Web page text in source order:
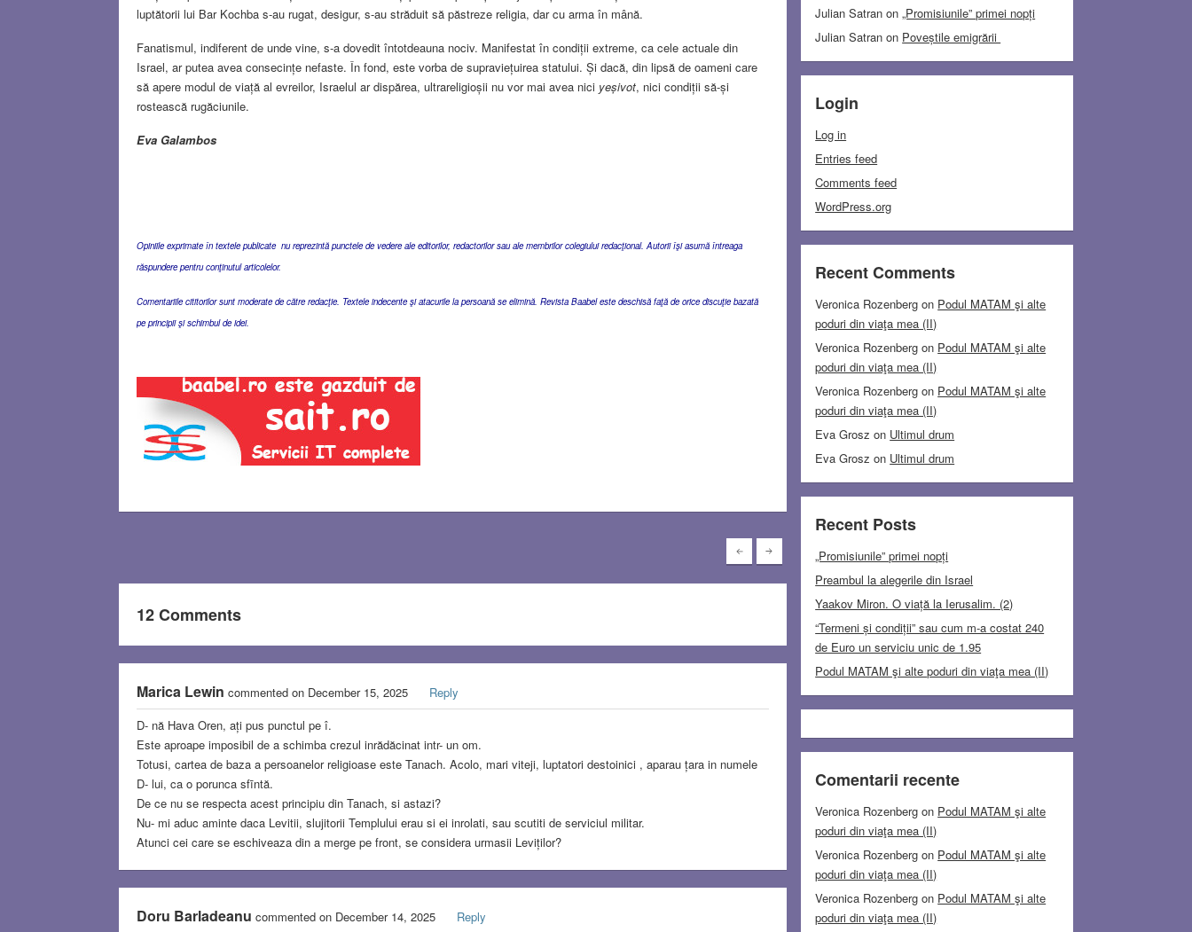
luptătorii lui Bar Kochba s-au rugat, desigur, s-au străduit să păstreze religia, dar cu arma în mână.
Fanatismul, indiferent de unde vine, s-a dovedit întotdeauna nociv. Manifestat în condiții extreme, ca cele actuale din
Israel, ar putea avea consecințe nefaste. În fond, este vorba de supraviețuirea statului. Și dacă, din lipsă de oameni care
să apere modul de viață al evreilor, Israelul ar dispărea, ultrareligioșii nu vor mai avea nici yeșivot, nici condiții să-și
rostească rugăciunile.
Eva Galambos
Opiniile exprimate în textele publicate nu reprezintă punctele de vedere ale editorilor, redactorilor sau ale membrilor colegiului redacţional. Autorii îşi asumă întreaga
răspundere pentru conţinutul articolelor.
Comentariile cititorilor sunt moderate de către redacţie. Textele indecente şi atacurile la persoană se elimină. Revista Baabel este deschisă faţă de orice discuţie bazată
pe principii şi schimbul de idei.
12 Comments
Marica Lewin commented on December 15, 2025
Reply
D- nă Hava Oren, ați pus punctul pe î.
Este aproape imposibil de a schimba crezul inrădăcinat intr- un om.
Totusi, cartea de baza a persoanelor religioase este Tanach. Acolo, mari viteji, luptatori destoinici , aparau țara in numele
D- lui, ca o porunca sfīntă.
De ce nu se respecta acest principiu din Tanach, si astazi?
Nu- mi aduc aminte daca Levitii, slujitorii Templului erau si ei inrolati, sau scutiti de serviciul militar.
Atunci cei care se eschiveaza din a merge pe front, se considera urmasii Leviților?
Doru Barladeanu commented on December 14, 2025
Reply
Julian Satran on„Promisiunile” primei nopți
Julian Satran on Poveștile emigrării
Login
Log in
Entries feed
Comments feed
WordPress.org
Recent Comments
Veronica Rozenberg on Podul MATAM şi alte
poduri din viaţa mea (II)
Veronica Rozenberg on Podul MATAM şi alte
poduri din viaţa mea (II)
Veronica Rozenberg on Podul MATAM şi alte
poduri din viaţa mea (II)
Eva Grosz on Ultimul drum
Eva Grosz on Ultimul drum
Recent Posts
„Promisiunile” primei nopți
Preambul la alegerile din Israel
Yaakov Miron. O viață la Ierusalim. (2)
“Termeni și condiții” sau cum m-a costat 240
de Euro un serviciu unic de 1.95
Podul MATAM şi alte poduri din viaţa mea (II)
Comentarii recente
Veronica Rozenberg on Podul MATAM şi alte
poduri din viaţa mea (II)
Veronica Rozenberg on Podul MATAM şi alte
poduri din viaţa mea (II)
Veronica Rozenberg on Podul MATAM şi alte
poduri din viaţa mea (II)